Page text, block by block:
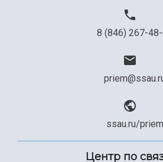
8 (846) 267-
ssau.ru/priem
Центр по